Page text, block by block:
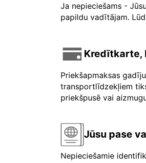
Ja nepieciešams -
papildu vadītājam.
Kredītkarte,
Priekšapmaksas
transportlīdzekļiem
priekšpusē vai
Jūsu pase
Nepieciešamie